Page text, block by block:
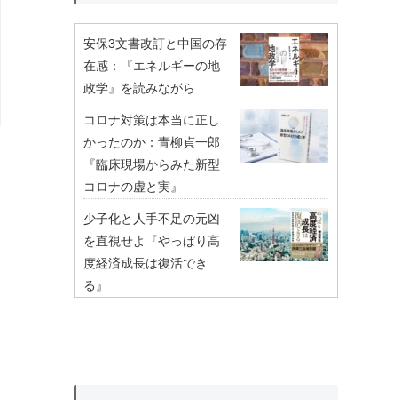
安保3文書改訂と中国の存
在感：『エネルギーの地
政学』を読みながら
コロナ対策は本当に正し
かったのか：青柳貞一郎
『臨床現場からみた新型
コロナの虚と実』
少子化と人手不足の元凶
を直視せよ『やっぱり高
度経済成長は復活でき
る』